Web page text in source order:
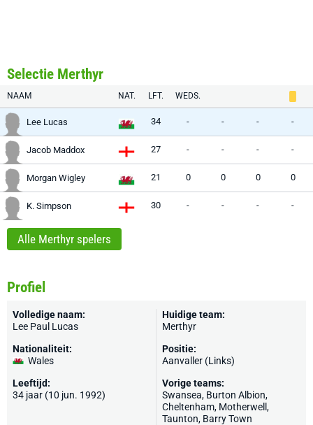
Selectie Merthyr
NAAM NAT. LFT. WEDS.
Lee Lucas 34 - - - -
Jacob Maddox 27 - - - -
Morgan Wigley 21 0 0 0 0
K. Simpson 30 - - - -
Alle Merthyr spelers
Profiel
Volledige naam:
Lee Paul Lucas
Nationaliteit:
Wales
Leeftijd:
34 jaar (10 jun. 1992)
Huidige team:
Merthyr
Positie:
Aanvaller (Links)
Vorige teams:
Swansea, Burton Albion,
Cheltenham, Motherwell ,
Taunton, Barry Town